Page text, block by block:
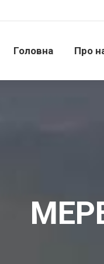
Головна Про
Головна Про нас